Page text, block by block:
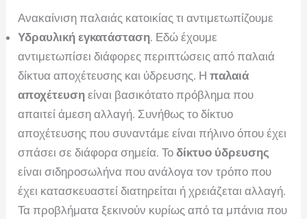
Ανακαίνιση παλαιάς κατοικίας τι αντιμετωπίζουμε
Υδραυλική εγκατάσταση. Εδώ έχουμε
αντιμετωπίσει διάφορες περιπτώσεις από παλαιά
δίκτυα αποχέτευσης και ύδρευσης. Ηπαλαιά
αποχέτευση είναι βασικότατο πρόβλημα που
απαιτεί άμεση αλλαγή. Συνήθως το δίκτυο
αποχέτευσης που συναντάμε είναι πήλινο όπου έχει
σπάσει σε διάφορα σημεία. Τοδίκτυο ύδρευσης
είναι σιδηροσωλήνα που ανάλογα τον τρόπο που
έχει κατασκευαστεί διατηρείται ή χρειάζεται αλλαγή.
Τα προβλήματα ξεκινούν κυρίως από τα μπάνια που